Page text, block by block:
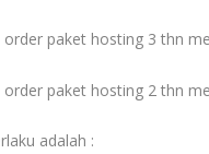
paket hosting 3 thn
paket hosting 2 thn
adalah :